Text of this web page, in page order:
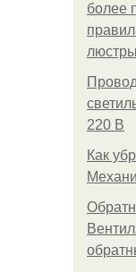
более
220 В
Как